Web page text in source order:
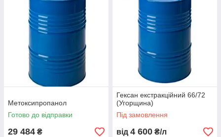
Метоксипропанол
Готово до відправки
29 484 ₴
Гексан екстракційний 66/72
(Угорщина)
Під замовлення
від 4 600 ₴/л